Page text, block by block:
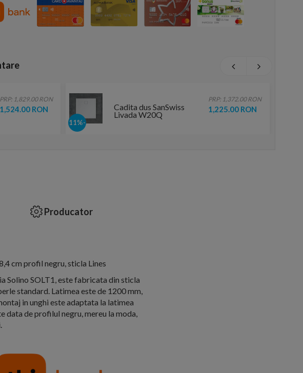
-11%
Cadita dus SanSwiss
Livada W20Q
80x80xH3,5 cm
PRP: 1,372.00 RON
1,225.00 RON
PRP: 1,829.00 RON
1,524.00 RON
Producator
cm profil negru, sticla Lines
Solino SOLT1, este fabricata din sticla
standard. Latimea este de 1200 mm,
in unghi este adaptata la latimea
de profilul negru, mereu la moda,